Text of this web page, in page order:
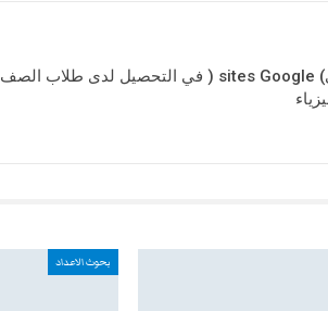
فاعلية تصميم موقع الكتروني) sites Google ( في التحصيل لدى طلاب الصف
بحوث الاعداد